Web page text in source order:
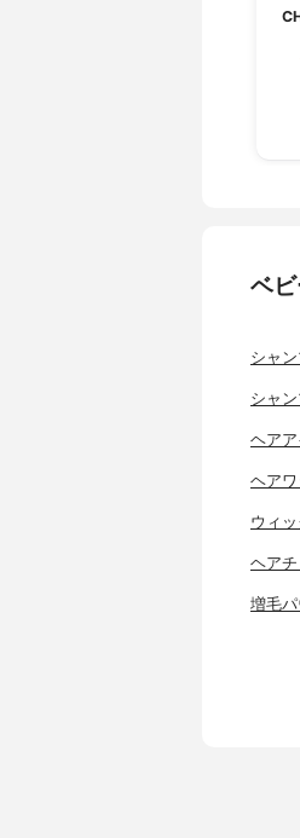
ベ
シャ
シャ
ヘア
ヘア
ウィ
ヘアチ
増毛